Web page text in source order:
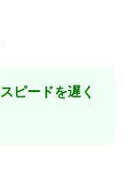
ピードを遅く